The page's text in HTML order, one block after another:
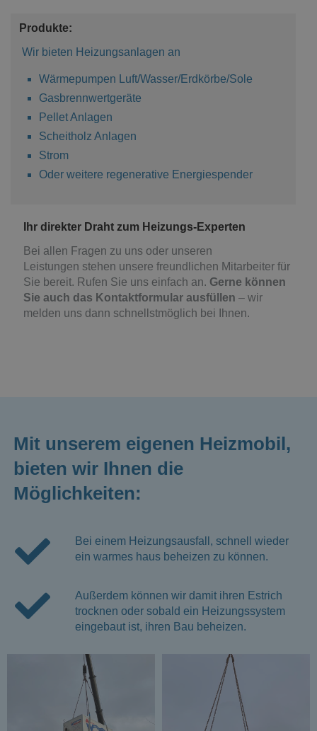
Produkte:
Wir bieten Heizungsanlagen an
Wärmepumpen Luft/Wasser/Erdkörbe/Sole
Gasbrennwertgeräte
Pellet Anlagen
Scheitholz Anlagen
Strom
Oder weitere regenerative Energiespender
Ihr direkter Draht zum Heizungs-Experten
Bei allen Fragen zu uns oder unseren
Leistungen stehen unsere freundlichen Mitarbeiter für
Sie bereit. Rufen Sie uns einfach an. Gerne können
Sie auch das Kontaktformular ausfüllen – wir
melden uns dann schnellstmöglich bei Ihnen.
Mit unserem eigenen Heizmobil,
bieten wir Ihnen die
Möglichkeiten:
Bei einem Heizungsausfall, schnell wieder
ein warmes haus beheizen zu können.
Außerdem können wir damit ihren Estrich
trocknen oder sobald ein Heizungssystem
eingebaut ist, ihren Bau beheizen.